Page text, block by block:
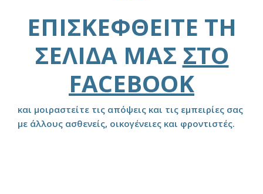
ΕΠΙΣΚΕΦΘΕΊΤΕ ΤΗ
ΣΕΛΊΔΑ ΜΑΣ ΣΤΟ
FACEBOOK
και μοιραστείτε τις απόψεις και τις εμπειρίες σας
με άλλους ασθενείς, οικογένειες και φροντιστές.